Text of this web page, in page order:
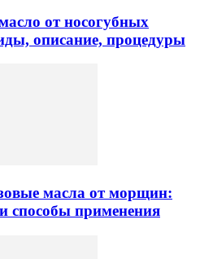
от носогубных
описание, процедуры
масла от морщин:
способы применения